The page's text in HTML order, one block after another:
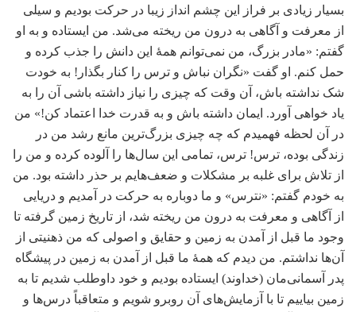
بسیار زیادی بر فراز این چشم انداز زیبا در حرکت بودیم و سیلی
از معرفت و آگاهی به درون من ریخته می‌شد. من ایستاده و به او
گفتم: «مادر بزرگ، من نمی‌توانم همۀ این دانش را جذب کرده و
حمل کنم. او گفت «نگران نباش و ترس را کنار بگذار! به خودت
شک نداشته باش، آن وقت که چیزی را نیاز داشته باشی آن را به
یاد خواهی آورد. ایمان داشته باش و به قدرت خدا اعتماد کن!» من
در آن لحظه فهمیدم که چه چیزی بزرگ‌ترین مانع رشد من در
زندگی بوده، ترس! ترس، تمامی این سال‌ها را آلوده کرده و من را
از تلاش برای غلبه بر مشکلات و ضعف‌هایم بر حذر داشته بود. من
به خودم گفتم: «نترس» و ما دوباره به حرکت در آمدیم و دریایی
از آگاهی و معرفت به درون من ریخته شد، از تاریخ زمین گرفته تا
وجود ما قبل از آمدن به زمین و حقایق و اصولی که من ذهنیتی از
آن‌ها نداشتم. من دیدم که همۀ ما قبل از آمدن به زمین در پیشگاه
پدر آسمانی‌مان (خداوند) ایستاده بودیم و خود داوطلب شدیم تا به
زمین بیاییم تا با آزمایش‌های آن روبرو شویم و متعاقباً درس‌ها و